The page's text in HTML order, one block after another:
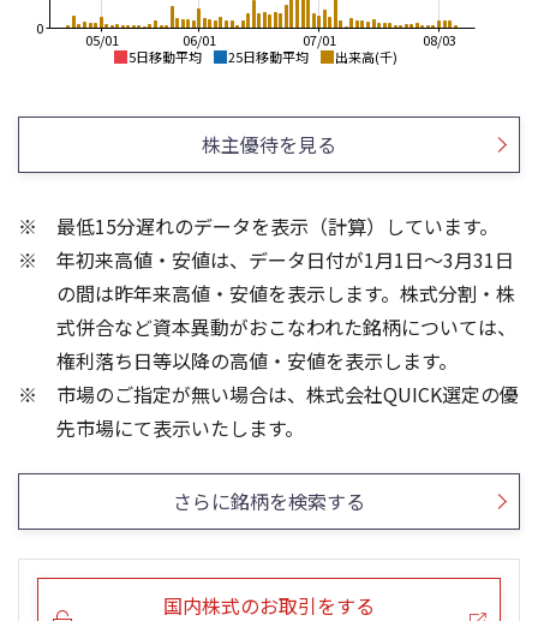
5日移動平均 25日移動平均 出来高(千)
08/03
07/01
06/01
05/01
0
25/12
25/10
25/08
25/06
25/04
1,700
1,800
24/01
23/01
22/01
21/01
1,200
1,400
株主優待を見る
最低15分遅れのデータを表示（計算）しています。
年初来高値・安値は、データ日付が1月1日～3月31日
の間は昨年来高値・安値を表示します。株式分割・株
式併合など資本異動がおこなわれた銘柄については、
権利落ち日等以降の高値・安値を表示します。
市場のご指定が無い場合は、株式会社QUICK選定の優
先市場にて表示いたします。
さらに銘柄を検索する
国内株式のお取引をする